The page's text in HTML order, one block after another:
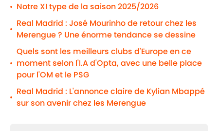
• Notre XI type de la saison 2025/2026
•
Real Madrid : José Mourinho de retour chez les
Merengue ? Une énorme tendance se dessine
•
Quels sont les meilleurs clubs d'Europe en ce
moment selon l'I.A d'Opta, avec une belle place
pour l'OM et le PSG
•
Real Madrid : L'annonce claire de Kylian Mbappé
sur son avenir chez les Merengue